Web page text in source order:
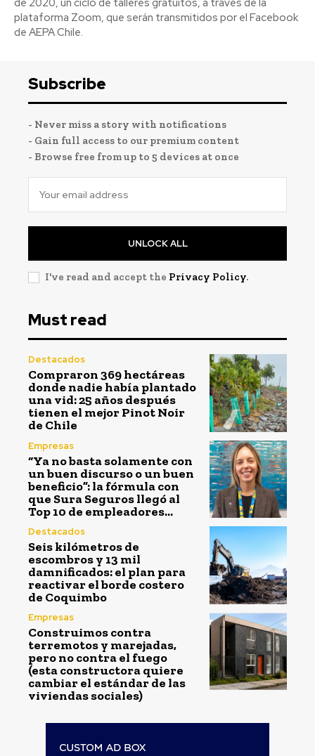
de 2020, un ciclo de talleres gratuitos, a través de la
plataforma Zoom, que serán transmitidos por el Facebook
de AEPA Chile.
Subscribe
- Never miss a story with notifications
- Gain full access to our premium content
- Browse free from up to 5 devices at once
UNLOCK ALL
I've read and accept the Privacy Policy.
Must read
Destacados
Compraron 369 hectáreas
donde nadie había plantado
una vid: 25 años después
tienen el mejor Pinot Noir
de Chile
Empresas
“Ya no basta solamente con
un buen discurso o un buen
beneficio”: la fórmula con
que Sura Seguros llegó al
Top 10 de empleadores...
Destacados
Seis kilómetros de
escombros y 13 mil
damnificados: el plan para
reactivar el borde costero
de Coquimbo
Empresas
Construimos contra
terremotos y marejadas,
pero no contra el fuego
(esta constructora quiere
cambiar el estándar de las
viviendas sociales)